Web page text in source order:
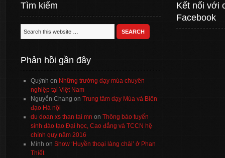
Tìm kiếm
Phản hồi gần đây
Quỳnh on Những trường dạy múa chuyên
nghiệp tại Việt Nam
Nguyễn Chang on Trung tâm dạy Múa và Biên
đạo Hà nội
du doan xs than tai mn on Thông báo tuyển
sinh đào tạo Đại học, Cao đẳng và TCCN hệ
chính quy năm 2016
Minh on Show ‘Huyền thoại làng chài’ ở Phan
Thiết
Kết nối với
Facebook